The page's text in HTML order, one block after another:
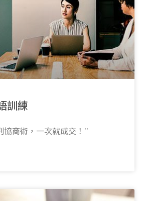
訓練
協商術，一次就成交！’’